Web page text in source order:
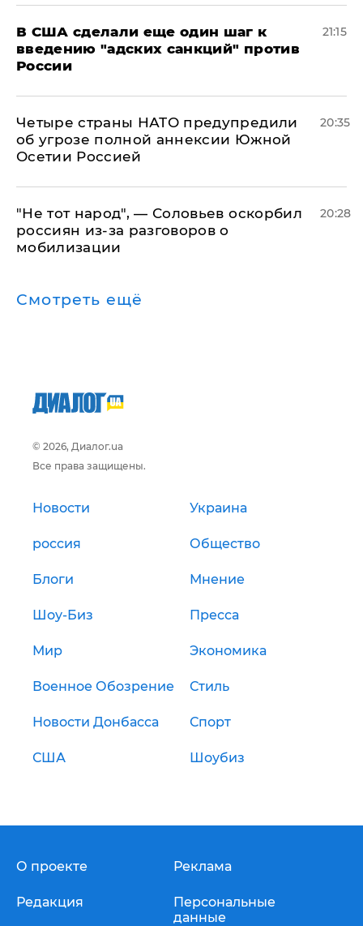
В США сделали еще один шаг к
введению "адских санкций" против
России
21:15
Четыре страны НАТО предупредили
об угрозе полной аннексии Южной
Осетии Россией
20:35
​"Не тот народ", — Соловьев оскорбил
россиян из-за разговоров о
мобилизации
20:28
Смотреть ещё
© 2026, Диалог.ua
Все права защищены.
Новости Украина
россия Общество
Блоги Мнение
Шоу-Биз Пресса
Мир Экономика
Военное Обозрение Стиль
Новости Донбасса Спорт
США Шоубиз
О проекте
Редакция
Реклама
Персональные
данные